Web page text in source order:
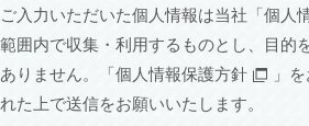
ご入力いただいた個人情報は当社「個人
範囲内で収集・利用するものとし、目的
ありません。「個人情報保護方針
」
れた上で送信をお願いいたします。